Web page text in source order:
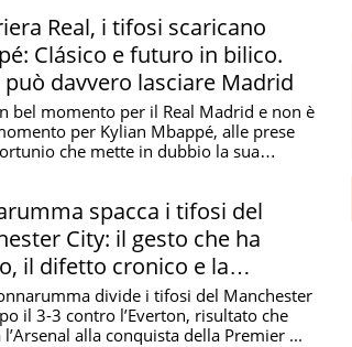
Real, i tifosi scaricano
Clásico e futuro in bilico.
può davvero lasciare Madrid
bel momento per il Real Madrid e non è
per Kylian Mbappé, alle prese
che mette in dubbio la sua
spacca i tifosi del
City: il gesto che ha
il difetto cronico e la
socialdivide i tifosi del Manchester
il 3-3 contro l’Everton, risultato che
alla conquista della Premier ...